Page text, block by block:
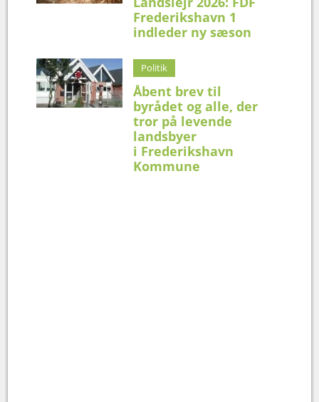
Frederikshavn 1
indleder ny sæson
Politik
Åbent brev til
byrådet og alle, der
tror på levende
landsbyer
i Frederikshavn
Kommune